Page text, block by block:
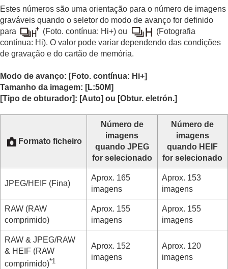
Estes números são uma orientação para o número de imagens
graváveis quando o seletor do modo de avanço for definido
para
(Foto. contínua: Hi+) ou (Fotografia
contínua: Hi). O valor pode variar dependendo das condições
de gravação e do cartão de memória.
Modo de avanço: [Foto. contínua: Hi+]
Tamanho da imagem: [L:50M]
[Tipo de obturador]: [Auto] ou [Obtur. eletrón.]
Formato ficheiro
Número de
imagens
quando JPEG
for selecionado
Número de
imagens
quando HEIF
for selecionado
JPEG/HEIF (Fina)
Aprox. 165
imagens
Aprox. 153
imagens
RAW (RAW
comprimido)
Aprox. 155
imagens
Aprox. 155
imagens
RAW & JPEG/RAW
& HEIF (RAW
comprimido)*1
Aprox. 152
imagens
Aprox. 120
imagens